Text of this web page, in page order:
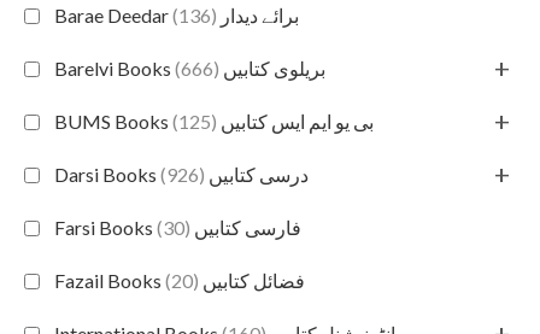
Barae Deedar برائے دیدار (136)
Barelvi Books بریلوی کتابیں (666) +
BUMS Books بی یو ایم ایس کتابیں (125) +
Darsi Books درسی کتابیں (926) +
Farsi Books فارسی کتابیں (30)
Fazail Books فضائل کتابیں (20)